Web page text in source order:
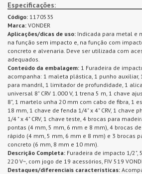
Especificações:
Código: 1170535
Marca: VONDER
Aplicações/dicas de uso: Indicada para metal e
na função sem impacto e, na função com
concreto e alvenaria. Deve ser utilizada com
adequados.
Conteúdo da embalagem: 1 Furadeira de
acompanha: 1 maleta plástica, 1 punho auxiliar,
para mandril, 1 limitador de profundidade, 1
universal 8" CRV 1.000 V, 1 trena 5 m, 1 chave
8", 1 martelo unha 20 mm com cabo de fibra, 1
18 mm, 1 chave de fenda 1/4" x 4" CRV, 1 chave
1/4 " x 4" CRV, 1 chave teste, 4 brocas para
pontas (4 mm, 5 mm, 6 mm e 8 mm), 4 brocas
rápido (4 mm, 5 mm, 6 mm e 8 mm) e 3 brocas
concreto (6 mm, 8 mm e 10 mm).
Descrição Completa: Furadeira de impacto 1/2",
220 V~, com jogo de 19 acessórios, FIV 519
Destaques/diferenciais características: